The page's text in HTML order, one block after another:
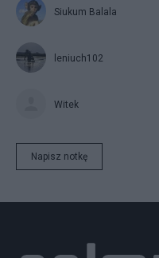
Siukum Balala
leniuch102
Witek
Napisz notkę